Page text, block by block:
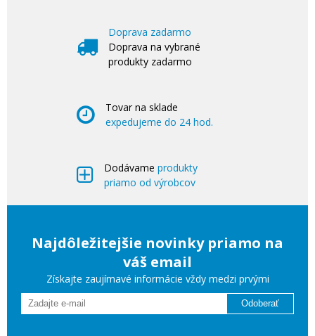
Doprava zadarmo
Doprava na vybrané
produkty zadarmo
Tovar na sklade
expedujeme do 24 hod.
Dodávame produkty
priamo od výrobcov
Najdôležitejšie novinky priamo na
váš email
Získajte zaujímavé informácie vždy medzi prvými
Odoberať